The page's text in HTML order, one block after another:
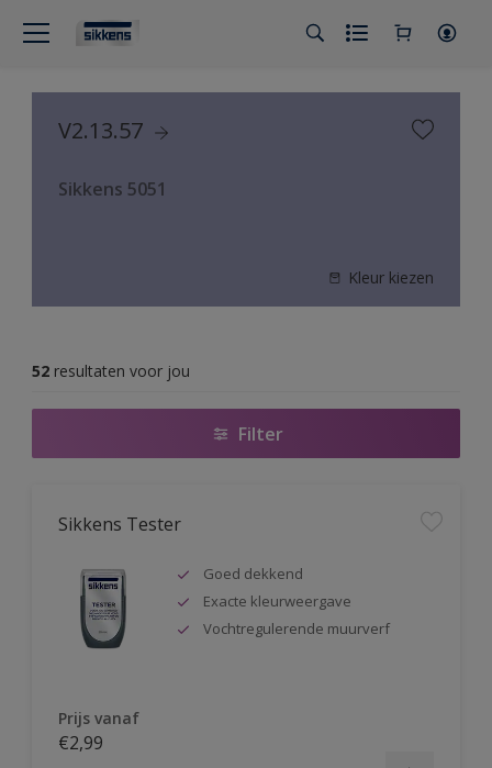
V2.13.57
Sikkens 5051
Kleur kiezen
52 resultaten voor jou
Filter
Sikkens Tester
Goed dekkend
Exacte kleurweergave
Vochtregulerende muurverf
Prijs vanaf
€2,99